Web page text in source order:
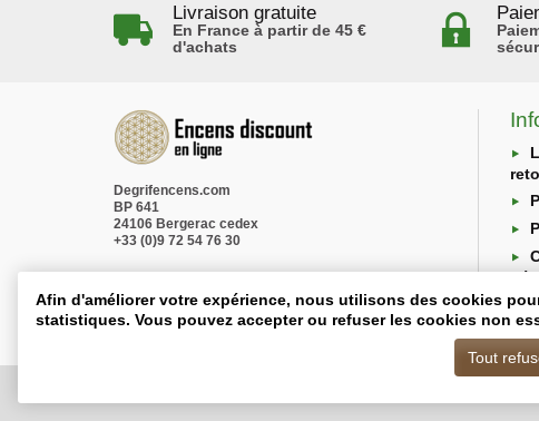
Livraison gratuite
En France à partir de 45 €
d'achats
Degrifencens.com
BP 641
24106 Bergerac cedex
+33 (0)9 72 54 76 30
Afin d'améliorer votre expérience, nous utilisons des cookies
statistiques. Vous pouvez accepter ou refuser les cookies non
Tout